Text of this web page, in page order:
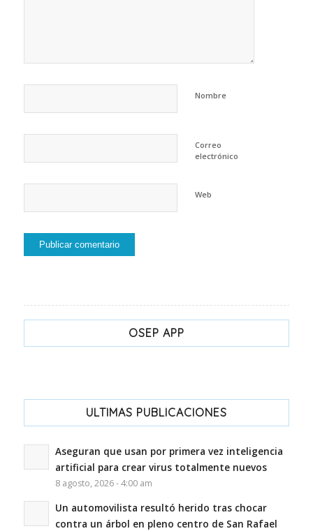
Nombre
Correo
electrónico
Web
OSEP APP
ULTIMAS PUBLICACIONES
Aseguran que usan por primera vez inteligencia
artificial para crear virus totalmente nuevos
8 agosto, 2026 - 4:00 am
Un automovilista resultó herido tras chocar
contra un árbol en pleno centro de San Rafael